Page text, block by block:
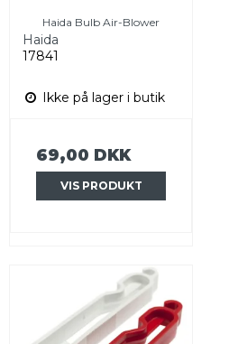
Haida Bulb Air-Blower
Haida
17841
Ikke på lager i butik
69,00 DKK
VIS PRODUKT